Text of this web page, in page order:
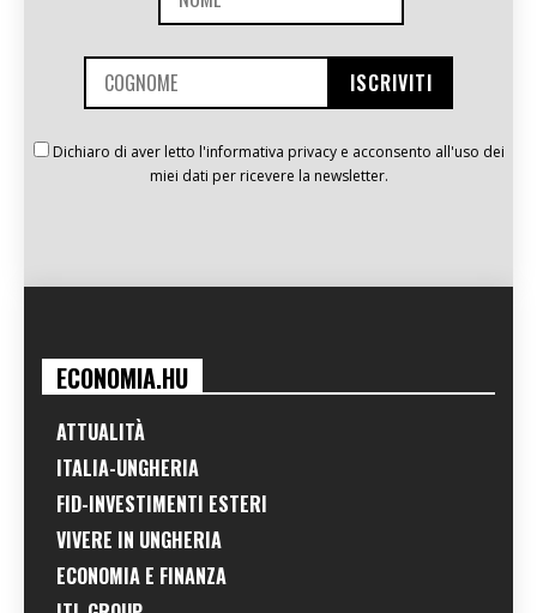
Dichiaro di aver letto l'informativa privacy e acconsento all'uso dei
miei dati per ricevere la newsletter.
ECONOMIA.HU
ATTUALITÀ
ITALIA-UNGHERIA
FID-INVESTIMENTI ESTERI
VIVERE IN UNGHERIA
ECONOMIA E FINANZA